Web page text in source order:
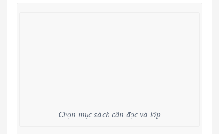
Chọn mục sách cần đọc và lớp